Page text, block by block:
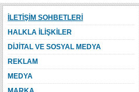
İLETİŞİM SOHBETLERİ
HALKLA İLİŞKİLER
DİJİTAL VE SOSYAL MEDYA
REKLAM
MEDYA